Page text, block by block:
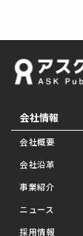
会社情報
会社概要
会社沿革
事業紹介
ニュース
採用情報